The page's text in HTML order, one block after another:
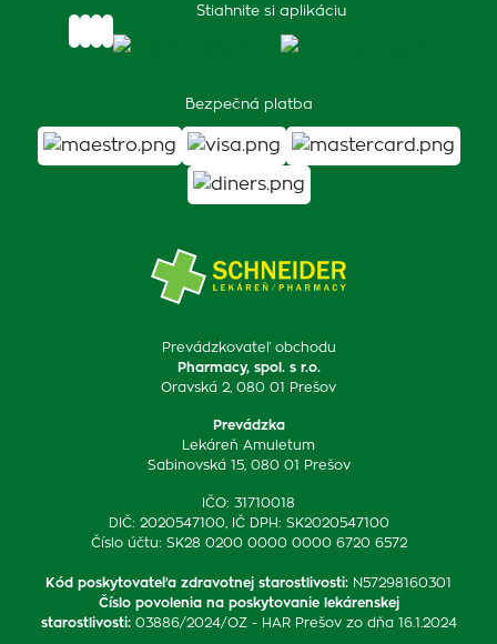
Prevádzkovateľ obchodu
Pharmacy, spol. s r.o.
Oravská 2, 080 01 Prešov
Prevádzka
Lekáreň Amuletum
Sabinovská 15, 080 01 Prešov
IČO: 31710018
DIČ: 2020547100, IČ DPH: SK2020547100
Číslo účtu: SK28 0200 0000 0000 6720 6572
Kód poskytovateľa zdravotnej starostlivosti: N57298160301
Číslo povolenia na poskytovanie lekárenskej
starostlivosti: 03886/2024/OZ - HAR Prešov zo dňa 16.1.2024
Stiahnite si aplikáciu
Bezpečná platba